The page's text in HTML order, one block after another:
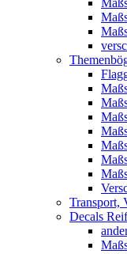
Transport,
Decals